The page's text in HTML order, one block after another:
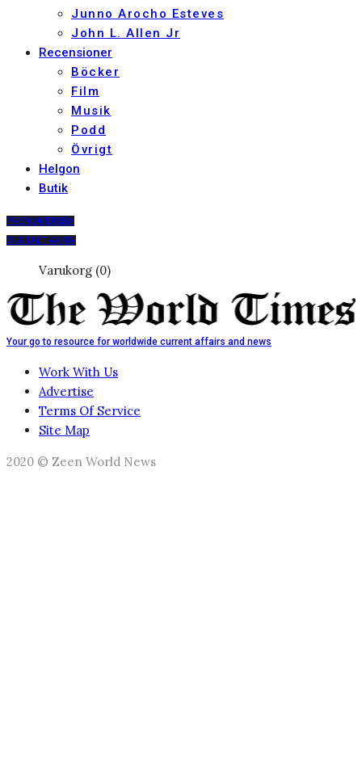
Junno Arocho Esteves
John L. Allen Jr
Recensioner
Böcker
Film
Musik
Podd
Övrigt
Helgon
Butik
PRENUMERERA
DIGITALT ARKIV
Varukorg (0)
Your go to resource for worldwide current affairs and news
Work With Us
Advertise
Terms Of Service
Site Map
2020 © Zeen World News